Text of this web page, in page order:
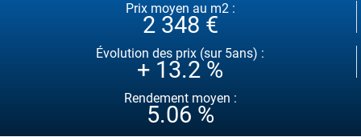
Prix moyen au m2 :
2 348 €
Évolution des prix (sur 5ans) :
+ 13.2 %
Rendement moyen :
5.06 %